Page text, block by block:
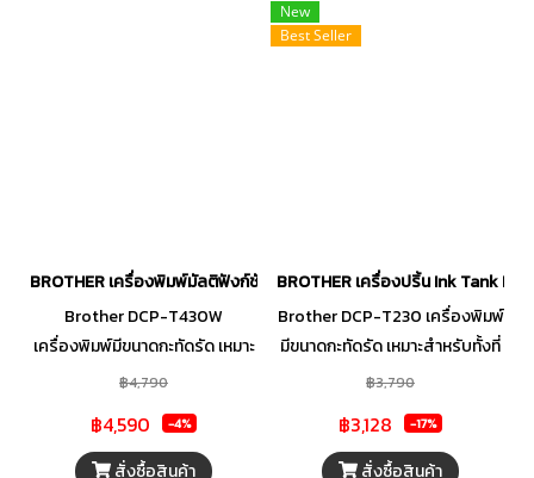
BROTHER เครื่องพิมพ์มัลติฟังก์ชันอิงค์เจ็ท รุ่น DCP-T430W
Brother DCP-T430W
เครื่องพิมพ์มีขนาดกะทัดรัด เหมาะ
สำหรับทั้งที่บ้านและสำนักงาน เป็น
สำหรับทุกบ้าน ช่วยให้คุณจัดการ
งานได้อย่างเป็นระเบียบ พร้อม
฿4,790
฿4,590 -4%
สั่งซื้อสินค้า
New
Best Seller
BROTHER เครื่องปริ้น Ink Tank
Brother DCP-T230 เครื่องพิมพ์
มีขนาดกะทัดรัด เหมาะสำหรับทั้งที่
บ้านและสำนักงาน ออกแบบมาเพื่อ
ประสิทธิภาพที่น่าเชื่อถือ ช่วยให้
คุณจัดการงานประจำวันได้อย่าง
฿3,790
฿3,128 -17%
สั่งซื้อสินค้า